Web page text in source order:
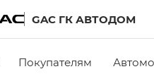
GAC ГК АВТОДОМ
Покупателям